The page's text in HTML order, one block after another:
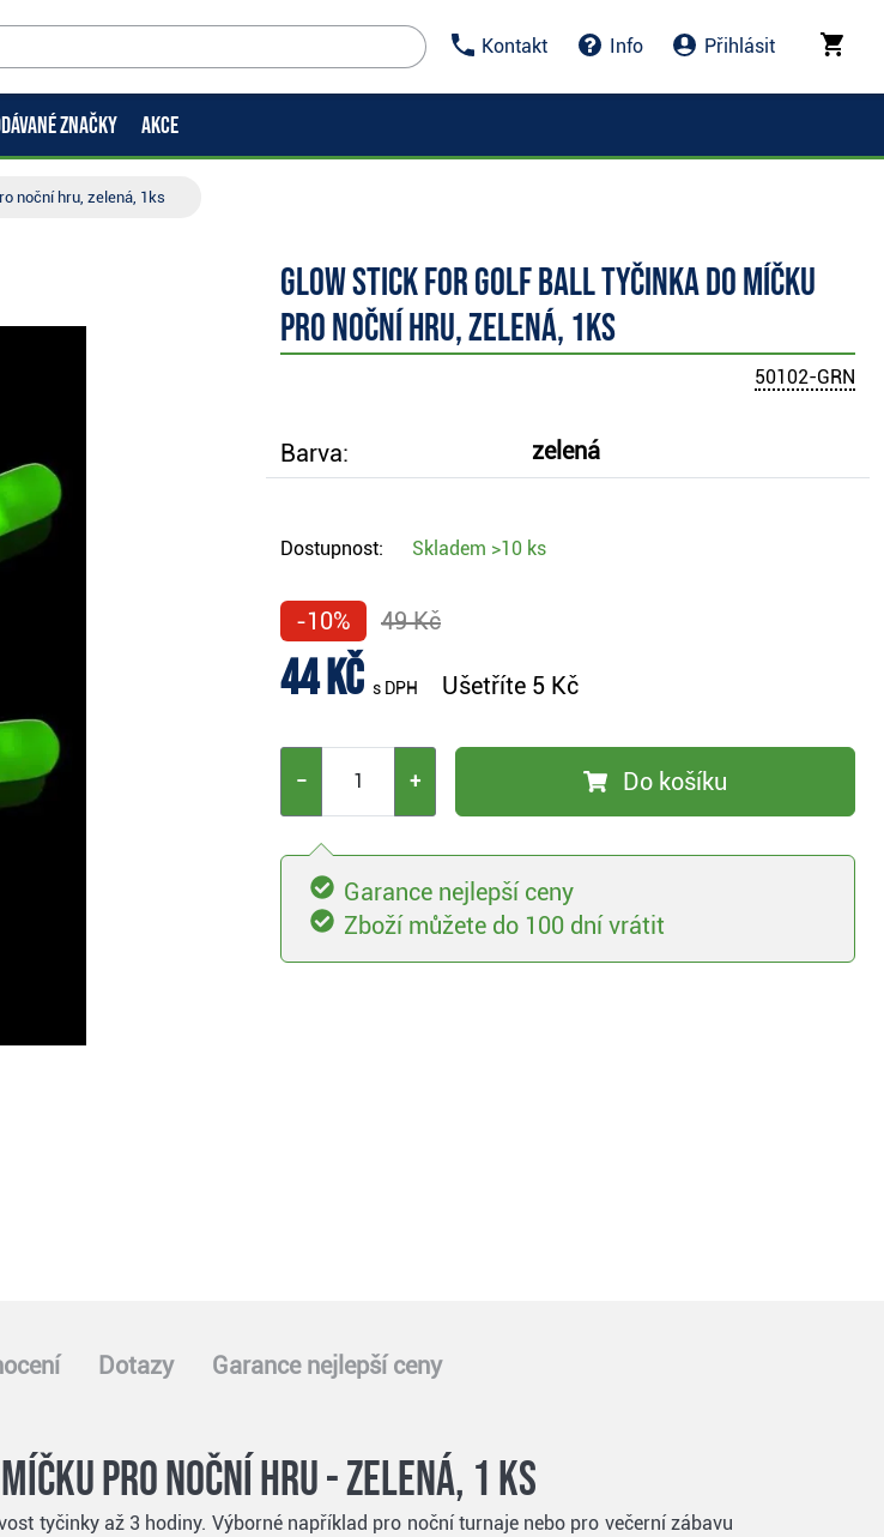
Kontakt Info Přihlásit
ZNAČKY AKCE
noční hru, zelená, 1ks
Glow Stick for Golf Ball tyčinka do míčku
pro noční hru, zelená, 1ks
50102-GRN
Barva: zelená
Dostupnost: Skladem >10 ks
-10% 49 Kč
44 Kč s DPH Ušetříte 5 Kč
− + Do košíku
Garance nejlepší ceny
Zboží můžete do 100 dní vrátit
Dotazy Garance nejlepší ceny
pro noční hru - zelená, 1 ks
tyčinky až 3 hodiny. Výborné například pro noční turnaje nebo pro večerní zábavu